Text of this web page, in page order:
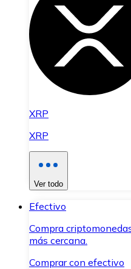
XRP
XRP
Ver todo
Efectivo
Compra
más cercana.
Comprar con efectivo